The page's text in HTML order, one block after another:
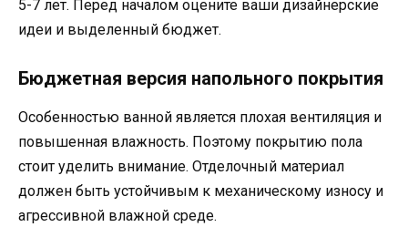
5-7 лет. Перед началом оцените ваши дизайнерские
идеи и выделенный бюджет.
Бюджетная версия напольного покрытия
Особенностью ванной является плохая вентиляция и
повышенная влажность. Поэтому покрытию пола
стоит уделить внимание. Отделочный материал
должен быть устойчивым к механическому износу и
агрессивной влажной среде.